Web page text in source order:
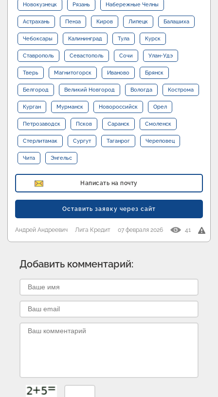
Новокузнецк Рязань Набережные Челны
Астрахань Пенза Киров Липецк Балашиха
Чебоксары Калининград Тула Курск
Ставрополь Севастополь Сочи Улан-Удэ
Тверь Магнитогорск Иваново Брянск
Белгород Великий Новгород Вологда Кострома
Курган Мурманск Новороссийск Орел
Петрозаводск Псков Саранск Смоленск
Стерлитамак Сургут Таганрог Череповец
Чита Энгельс
Написать на почту
Оставить заявку через сайт
Андрей Андреевич Лига Кредит 07 февраля 2026 41
Добавить комментарий: